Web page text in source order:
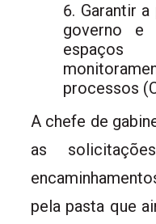
Garantir
governo e
espaços
processos
A chefe de
as
pela pasta que